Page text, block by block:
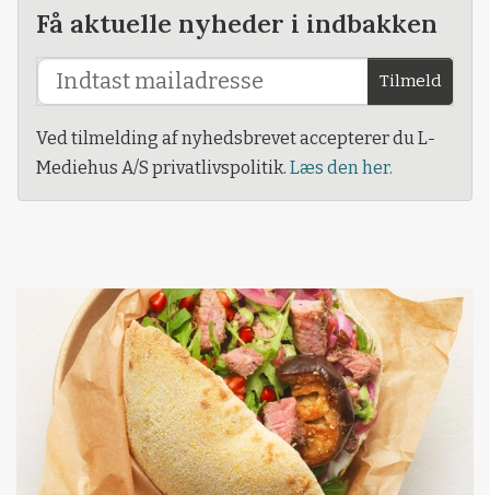
Få aktuelle nyheder i indbakken
Tilmeld
Ved tilmelding af nyhedsbrevet accepterer du L-
Mediehus A/S privatlivspolitik. Læs den her.